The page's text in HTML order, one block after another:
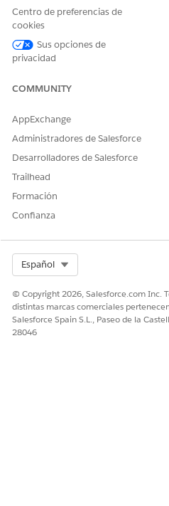
Centro de preferencias de
cookies
Sus opciones de
privacidad
COMMUNITY
AppExchange
Administradores de Salesforce
Desarrolladores de Salesforce
Trailhead
Formación
Confianza
Español
© Copyright 2026, Salesforce.com Inc.
distintas marcas comerciales
Salesforce Spain S.L., Paseo de la
28046